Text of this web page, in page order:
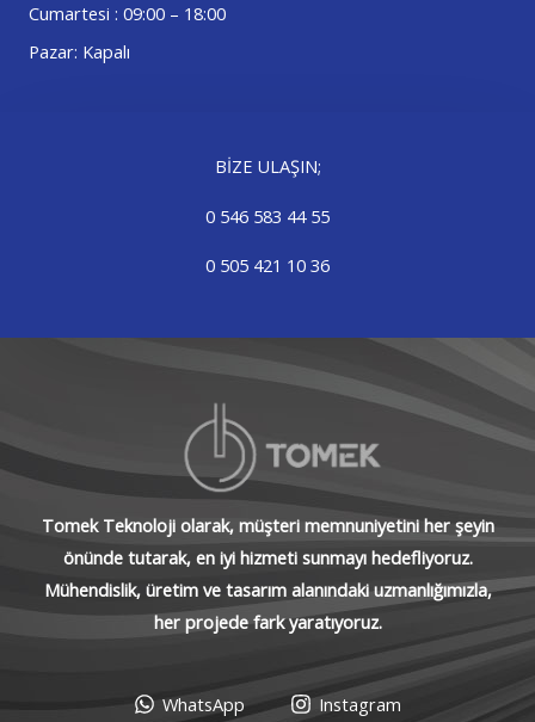
Cumartesi : 09:00 – 18:00
Pazar: Kapalı
BİZE ULAŞIN;
0 546 583 44 55
0 505 421 10 36
Tomek Teknoloji olarak, müşteri memnuniyetini her şeyin
önünde tutarak, en iyi hizmeti sunmayı hedefliyoruz.
Mühendislik, üretim ve tasarım alanındaki uzmanlığımızla,
her projede fark yaratıyoruz.
WhatsApp
Instagram